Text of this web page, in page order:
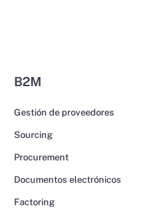
B2M
Gestión de proveedores
Sourcing
Procurement
Documentos electrónicos
Factoring